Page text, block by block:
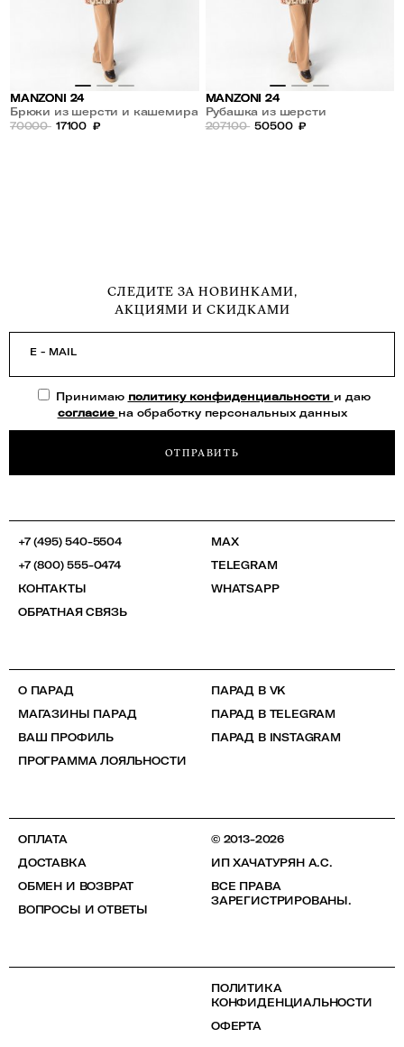
MANZONI 24
Брюки из шерсти и кашемира
70000 17100 ₽
MANZONI 24
Рубашка из шерсти
207100 50500 ₽
СЛЕДИТЕ ЗА НОВИНКАМИ,
АКЦИЯМИ И СКИДКАМИ
E - MAIL
Принимаю политику конфиденциальности и даю
согласие на обработку персональных данных
ОТПРАВИТЬ
+7 (495) 540-5504
+7 (800) 555-0474
КОНТАКТЫ
ОБРАТНАЯ СВЯЗЬ
MAX
TELEGRAM
WHATSAPP
О ПАРАД
МАГАЗИНЫ ПАРАД
ВАШ ПРОФИЛЬ
ПРОГРАММА ЛОЯЛЬНОСТИ
ПАРАД В VK
ПАРАД В TELEGRAM
ПАРАД В INSTAGRAM
ОПЛАТА
ДОСТАВКА
ОБМЕН И ВОЗВРАТ
ВОПРОСЫ И ОТВЕТЫ
© 2013-2026
ИП ХАЧАТУРЯН А.С.
ВСЕ ПРАВА
ЗАРЕГИСТРИРОВАНЫ.
ПОЛИТИКА
КОНФИДЕНЦИАЛЬНОСТИ
ОФЕРТА